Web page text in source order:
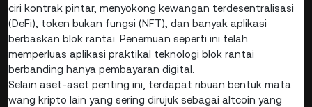
ciri kontrak pintar, menyokong kewangan terdesentralisasi
(DeFi), token bukan fungsi (NFT), dan banyak aplikasi
berbaskan blok rantai. Penemuan seperti ini telah
memperluas aplikasi praktikal teknologi blok rantai
berbanding hanya pembayaran digital.
Selain aset-aset penting ini, terdapat ribuan bentuk mata
wang kripto lain yang sering dirujuk sebagai altcoin yang